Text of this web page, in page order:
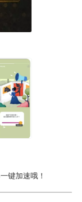
键加速哦！